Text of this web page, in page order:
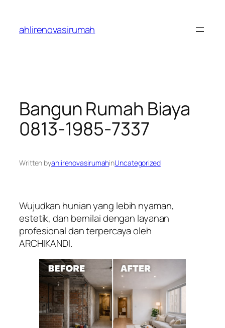
content
ahlirenovasirumah
Bangun Rumah Biaya
0813-1985-7337
Written byahlirenovasirumahinUncategorized
Wujudkan hunian yang lebih nyaman,
estetik, dan bernilai dengan layanan
profesional dan terpercaya oleh
ARCHIKANDI.